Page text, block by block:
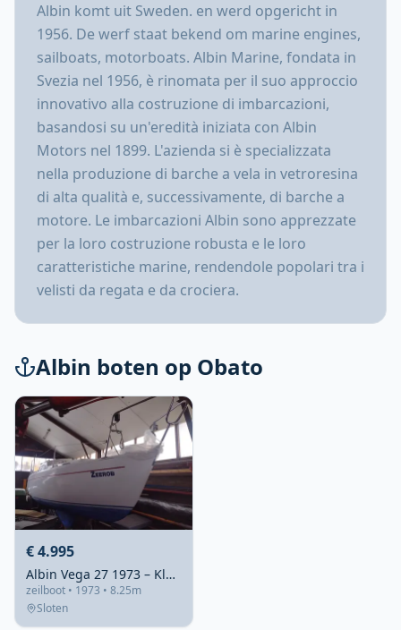
Albin komt uit Sweden. en werd opgericht in
1956. De werf staat bekend om marine engines,
sailboats, motorboats. Albin Marine, fondata in
Svezia nel 1956, è rinomata per il suo approccio
innovativo alla costruzione di imbarcazioni,
basandosi su un'eredità iniziata con Albin
Motors nel 1899. L'azienda si è specializzata
nella produzione di barche a vela in vetroresina
di alta qualità e, successivamente, di barche a
motore. Le imbarcazioni Albin sono apprezzate
per la loro costruzione robusta e le loro
caratteristiche marine, rendendole popolari tra i
velisti da regata e da crociera.
Albin boten op Obato
€ 4.995
Albin Vega 27 1973 – Klassiek S-spant kajuitzeiljacht
zeilboot • 1973 • 8.25m
Sloten